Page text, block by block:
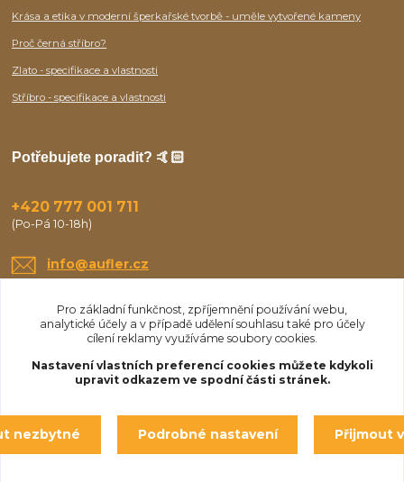
Krása a etika v moderní šperkařské tvorbě - uměle vytvořené kameny
Proč černá stříbro?
Zlato - specifikace a vlastnosti
Stříbro - specifikace a vlastnosti
Potřebujete poradit? 🤙🏻
+420 777 001 711
(Po-Pá 10-18h)
info@aufler.cz
© Aufler 2025
Pro základní funkčnost, zpříjemnění používání webu,
analytické účely a v případě udělení souhlasu také pro účely
cílení reklamy využíváme soubory cookies.
Nastavení vlastních preferencí cookies můžete kdykoli
upravit odkazem ve spodní části stránek.
nezbytné Podrobné nastavení Přijmout